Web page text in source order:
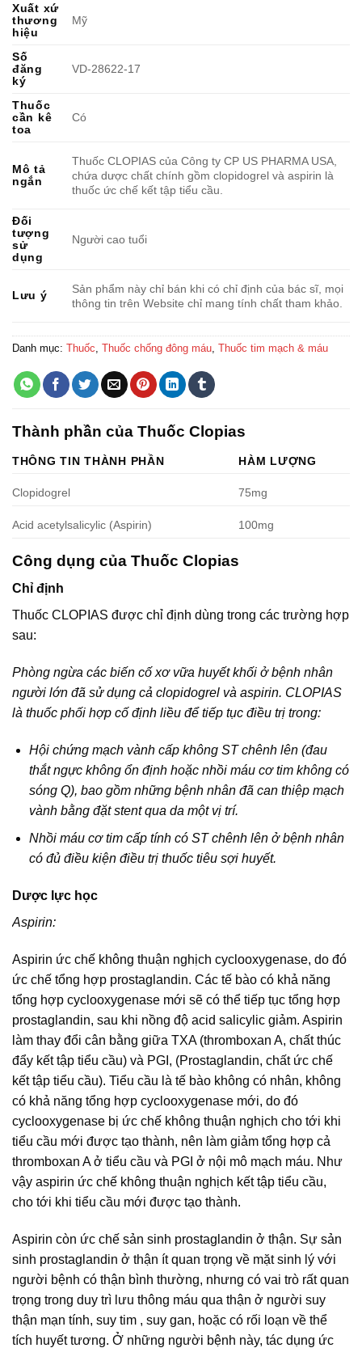
Xuất xứ
thương
hiệu
Mỹ
Số
đăng
ký
VD-28622-17
Thuốc
cần kê
toa
Có
Mô tả
ngắn
Thuốc CLOPIAS của Công ty CP US PHARMA USA,
chứa dược chất chính gồm clopidogrel và aspirin là
thuốc ức chế kết tập tiểu cầu.
Đối
tượng
sử
dụng
Người cao tuổi
Lưu ý
Sản phẩm này chỉ bán khi có chỉ định của bác sĩ, mọi
thông tin trên Website chỉ mang tính chất tham khảo.
Danh mục: Thuốc Thuốc chống đông máu Thuốc tim mạch & máu
Thành phần của Thuốc Clopias
THÔNG TIN THÀNH PHẦN HÀM LƯỢNG
Clopidogrel 75mg
Acid acetylsalicylic (Aspirin) 100mg
Công dụng của Thuốc Clopias
Chỉ định
Thuốc CLOPIAS được chỉ định dùng trong các trường hợp
sau:
Phòng ngừa các biến cố xơ vữa huyết khối ở bệnh nhân
người lớn đã sử dụng cả clopidogrel và aspirin. CLOPIAS
là thuốc phối hợp cố định liều để tiếp tục điều trị trong:
Hội chứng mạch vành cấp không ST chênh lên (đau
thắt ngực không ổn định hoặc nhồi máu cơ tim không có
sóng Q), bao gồm những bệnh nhân đã can thiệp mạch
vành bằng đặt stent qua da một vị trí.
Nhồi máu cơ tim cấp tính có ST chênh lên ở bệnh nhân
có đủ điều kiện điều trị thuốc tiêu sợi huyết.
Dược lực học
Aspirin:
Aspirin ức chế không thuận nghịch cyclooxygenase, do đó
ức chế tổng hợp prostaglandin. Các tế bào có khả năng
tổng hợp cyclooxygenase mới sẽ có thể tiếp tục tổng hợp
prostaglandin, sau khi nồng độ acid salicylic giảm. Aspirin
làm thay đổi cân bằng giữa TXA (thromboxan A, chất thúc
đẩy kết tập tiểu cầu) và PGI, (Prostaglandin, chất ức chế
kết tập tiểu cầu). Tiểu cầu là tế bào không có nhân, không
có khả năng tổng hợp cyclooxygenase mới, do đó
cyclooxygenase bị ức chế không thuận nghịch cho tới khi
tiểu cầu mới được tạo thành, nên làm giảm tổng hợp cả
thromboxan A ở tiểu cầu và PGI ở nội mô mạch máu. Như
vậy aspirin ức chế không thuận nghịch kết tập tiểu cầu,
cho tới khi tiểu cầu mới được tạo thành.
Aspirin còn ức chế sản sinh prostaglandin ở thận. Sự sản
sinh prostaglandin ở thận ít quan trọng về mặt sinh lý với
người bệnh có thận bình thường, nhưng có vai trò rất quan
trọng trong duy trì lưu thông máu qua thận ở người suy
thận mạn tính, suy tim , suy gan, hoặc có rối loạn về thể
tích huyết tương. Ở những người bệnh này, tác dụng ức